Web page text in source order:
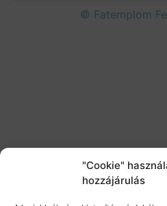
"Cookie"
hozzájárulás
© Fatemplom